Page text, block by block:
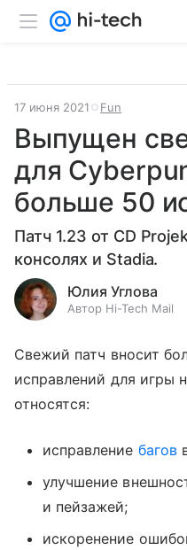
17 июня 2021 Fun
Выпущен
для
больше 50
Патч 1.23 от CD
консолях и Stadia.
Юлия Углова
Автор Hi-Tech Mail
Свежий патч вносит
исправлений для игры
относятся:
исправление багов
улучшение
и пейзажей;
искоренение